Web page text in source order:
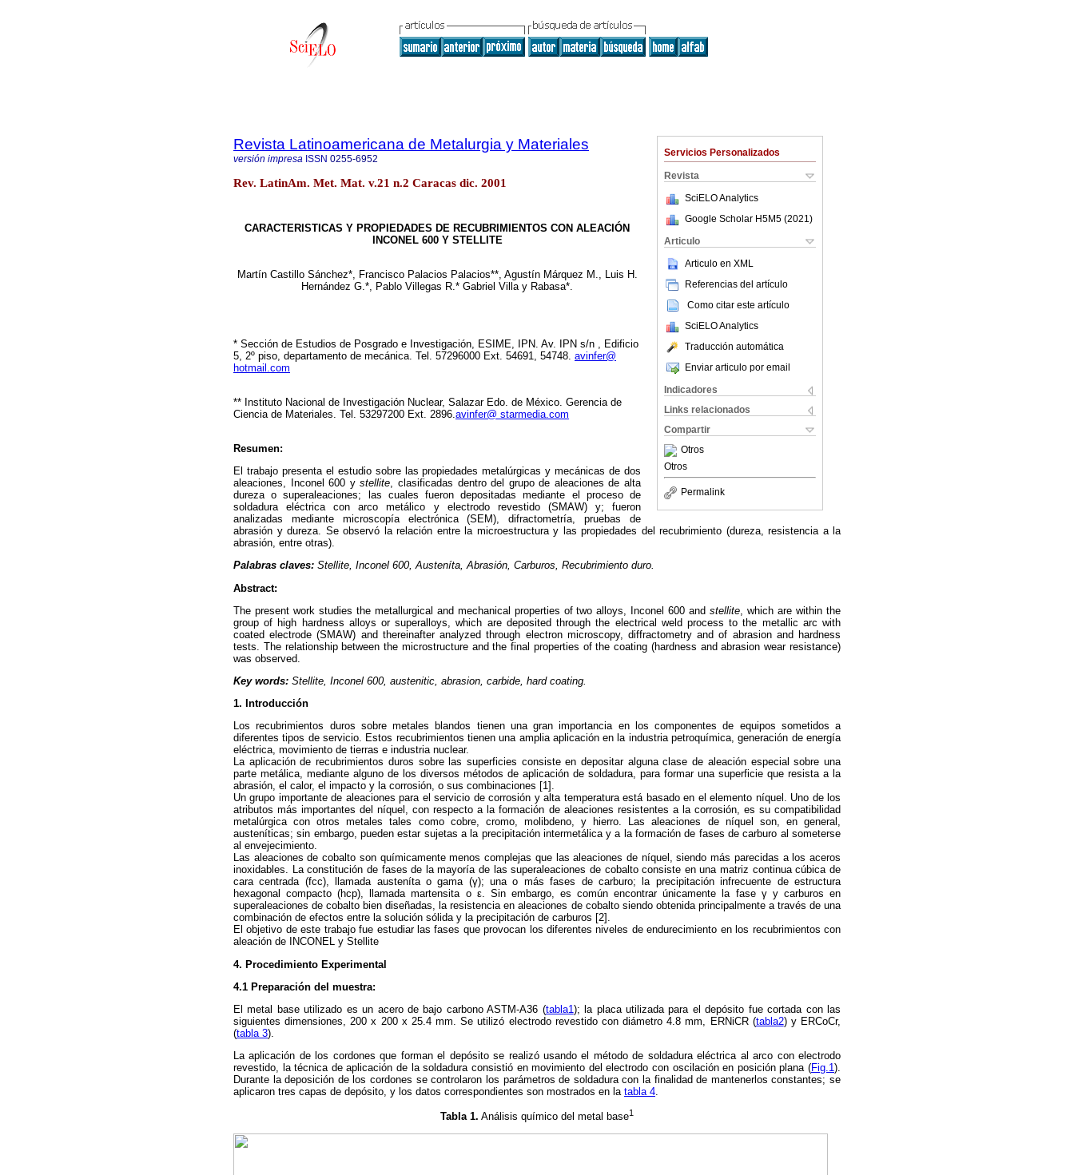
Servicios Personalizados
Revista
SciELO Analytics
Google Scholar H5M5 (2021 )
Articulo
Articulo en XML
Referencias del artículo
Como citar este artículo
SciELO Analytics
Traducción automática
Enviar articulo por email
Indicadores
Links relacionados
Compartir
Otros
Otros
Permalink
Revista Latinoamericana de Metalurgia y Materiales
versión impresa ISSN 0255-6952
Rev. LatinAm. Met. Mat. v.21 n.2 Caracas dic. 2001
CARACTERISTICAS Y PROPIEDADES DE RECUBRIMIENTOS CON ALEACIÓN
INCONEL 600 Y STELLITE
Martín Castillo Sánchez*, Francisco Palacios Palacios**, Agustín Márquez M., Luis H.
Hernández G.*, Pablo Villegas R.* Gabriel Villa y Rabasa*.
* Sección de Estudios de Posgrado e Investigación, ESIME, IPN. Av. IPN s/n , Edificio
5, 2º piso, departamento de mecánica. Tel. 57296000 Ext. 54691, 54748. avinfer@
hotmail.com
** Instituto Nacional de Investigación Nuclear, Salazar Edo. de México. Gerencia de
Ciencia de Materiales. Tel. 53297200 Ext. 2896. avinfer@ starmedia.com
Resumen:
El trabajo presenta el estudio sobre las propiedades metalúrgicas y mecánicas de dos
aleaciones, Inconel 600 ystellite, clasificadas dentro del grupo de aleaciones de alta
dureza o superaleaciones; las cuales fueron depositadas mediante el proceso de
soldadura eléctrica con arco metálico y electrodo revestido (SMAW) y; fueron
analizadas mediante microscopía electrónica (SEM), difractometría, pruebas de
abrasión y dureza. Se observó la relación entre la microestructura y las propiedades del recubrimiento (dureza, resistencia a la
abrasión, entre otras).
Palabras claves: Stellite, Inconel 600, Austeníta, Abrasión, Carburos, Recubrimiento duro.
Abstract:
The present work studies the metallurgical and mechanical properties of two alloys, Inconel 600 andstellite , which are within the
group of high hardness alloys or superalloys, which are deposited through the electrical weld process to the metallic arc with
coated electrode (SMAW) and thereinafter analyzed through electron microscopy, diffractometry and of abrasion and hardness
tests. The relationship between the microstructure and the final properties of the coating (hardness and abrasion wear resistance)
was observed.
Key words: Stellite, Inconel 600, austenitic, abrasion, carbide, hard coating.
1. Introducción
Los recubrimientos duros sobre metales blandos tienen una gran importancia en los componentes de equipos sometidos a
diferentes tipos de servicio. Estos recubrimientos tienen una amplia aplicación en la industria petroquímica, generación de energía
eléctrica, movimiento de tierras e industria nuclear.
La aplicación de recubrimientos duros sobre las superficies consiste en depositar alguna clase de aleación especial sobre una
parte metálica, mediante alguno de los diversos métodos de aplicación de soldadura, para formar una superficie que resista a la
abrasión, el calor, el impacto y la corrosión, o sus combinaciones [1].
Un grupo importante de aleaciones para el servicio de corrosión y alta temperatura está basado en el elemento níquel. Uno de los
atributos más importantes del níquel, con respecto a la formación de aleaciones resistentes a la corrosión, es su compatibilidad
metalúrgica con otros metales tales como cobre, cromo, molibdeno, y hierro. Las aleaciones de níquel son, en general,
austeníticas; sin embargo, pueden estar sujetas a la precipitación intermetálica y a la formación de fases de carburo al someterse
al envejecimiento.
Las aleaciones de cobalto son químicamente menos complejas que las aleaciones de níquel, siendo más parecidas a los aceros
inoxidables. La constitución de fases de la mayoría de las superaleaciones de cobalto consiste en una matriz continua cúbica de
cara centrada (fcc), llamada austeníta o gama (γ); una o más fases de carburo; la precipitación infrecuente de estructura
hexagonal compacto (hcp), llamada martensita o ε. Sin embargo, es común encontrar únicamente la fase γ y carburos en
superaleaciones de cobalto bien diseñadas, la resistencia en aleaciones de cobalto siendo obtenida principalmente a través de una
combinación de efectos entre la solución sólida y la precipitación de carburos [2].
El objetivo de este trabajo fue estudiar las fases que provocan los diferentes niveles de endurecimiento en los recubrimientos con
aleación de INCONEL y Stellite
4. Procedimiento Experimental
4.1 Preparación del muestra:
El metal base utilizado es un acero de bajo carbono ASTM-A36 (tabla1 ); la placa utilizada para el depósito fue cortada con las
siguientes dimensiones, 200 x 200 x 25.4 mm. Se utilizó electrodo revestido con diámetro 4.8 mm, ERNiCR (tabla2) y ERCoCr,
(tabla 3).
La aplicación de los cordones que forman el depósito se realizó usando el método de soldadura eléctrica al arco con electrodo
revestido, la técnica de aplicación de la soldadura consistió en movimiento del electrodo con oscilación en posición plana (Fig.1).
Durante la deposición de los cordones se controlaron los parámetros de soldadura con la finalidad de mantenerlos constantes; se
aplicaron tres capas de depósito, y los datos correspondientes son mostrados en la tabla 4.
Tabla 1. Análisis químico del metal base1